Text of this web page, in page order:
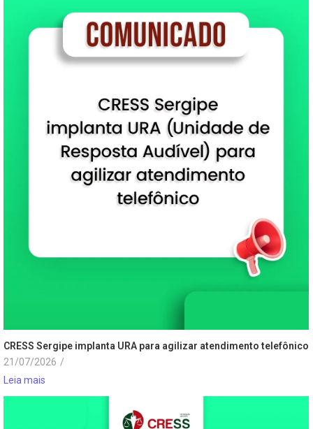
CRESS Sergipe implanta URA para agilizar atendimento telefônico
21/07/2026 /
Leia mais